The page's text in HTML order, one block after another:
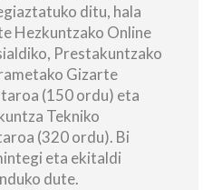
ditu, hala
Hezkuntzako Online
Prestakuntzako
Gizarte
(150 ordu) eta
Tekniko
(320 ordu). Bi
eta ekitaldi
dute.